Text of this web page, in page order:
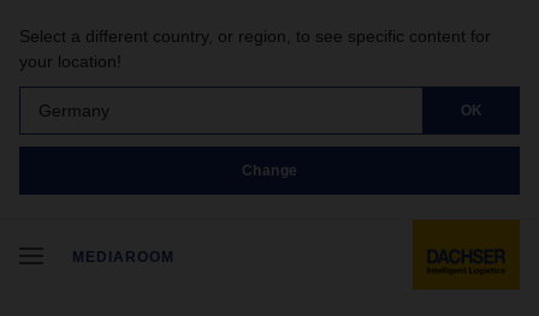
Select a different country, or region, to see specific content for
your location!
Germany OK
Change
MEDIAROOM